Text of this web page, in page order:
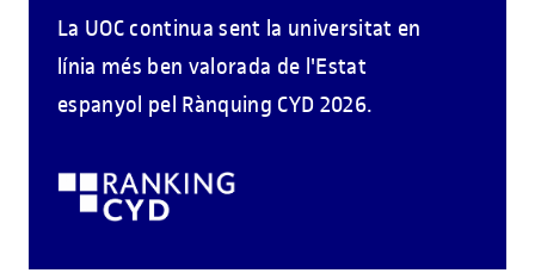
La UOC continua sent la universitat en
línia més ben valorada de l'Estat
espanyol pel Rànquing CYD 2026.